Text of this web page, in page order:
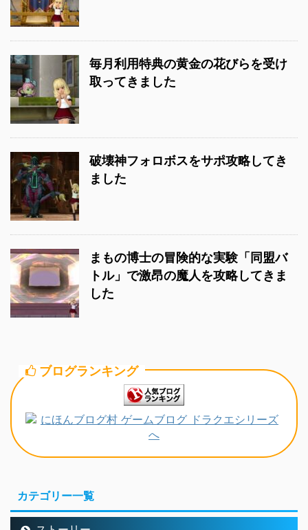
毎月利用特典の黄金の花びらを受け
取ってきました
破壊神フォロボスをサポ攻略してき
ました
まもの博士の冒険的な実験「同盟バ
トル」で激昂の魔人を攻略してきま
した
ブログランキング
カテゴリー一覧